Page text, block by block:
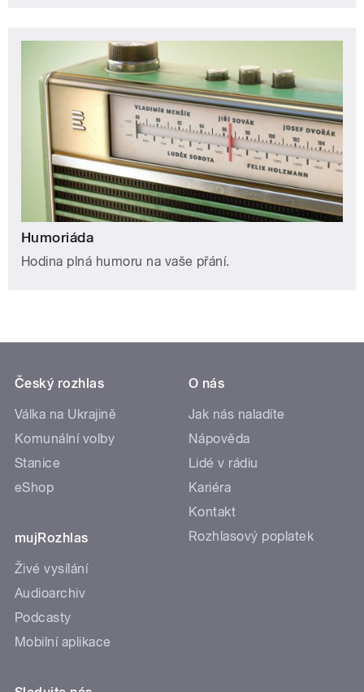
Humoriáda
Hodina plná humoru na vaše přání.
Český rozhlas
Válka na Ukrajině
Komunální volby
Stanice
eShop
mujRozhlas
Živé vysílání
Audioarchiv
Podcasty
Mobilní aplikace
O nás
Jak nás naladíte
Nápověda
Lidé v rádiu
Kariéra
Kontakt
Rozhlasový poplatek